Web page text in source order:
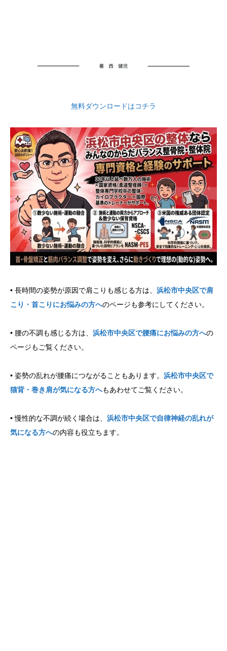
無料ダウンロードはコチラ
• 長時間の姿勢が原因で肩こりも感じる方は、 浜松市中央区で肩
こり・首こりにお悩みの方へのページも参考にしてください。
• 腰の不調も感じる方は、 浜松市中央区で腰痛にお悩みの方への
ページもご覧ください。
• 姿勢の乱れが腰痛につながることもあります。 浜松市中央区で
猫背・巻き肩が気になる方へもあわせてご覧ください。
• 慢性的な不調が続く場合は、 浜松市中央区で自律神経の乱れが
気になる方への内容も役立ちます。